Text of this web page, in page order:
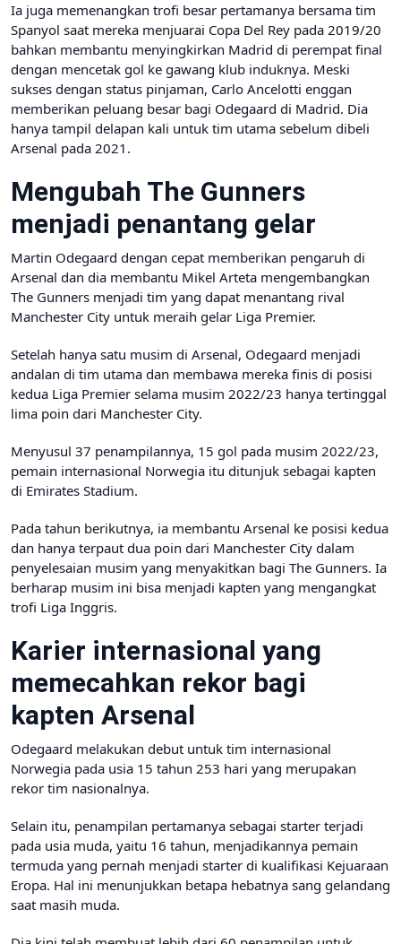
Ia juga memenangkan trofi besar pertamanya bersama tim
Spanyol saat mereka menjuarai Copa Del Rey pada 2019/20
bahkan membantu menyingkirkan Madrid di perempat final
dengan mencetak gol ke gawang klub induknya. Meski
sukses dengan status pinjaman, Carlo Ancelotti enggan
memberikan peluang besar bagi Odegaard di Madrid. Dia
hanya tampil delapan kali untuk tim utama sebelum dibeli
Arsenal pada 2021.
Mengubah The Gunners
menjadi penantang gelar
Martin Odegaard dengan cepat memberikan pengaruh di
Arsenal dan dia membantu Mikel Arteta mengembangkan
The Gunners menjadi tim yang dapat menantang rival
Manchester City untuk meraih gelar Liga Premier.
Setelah hanya satu musim di Arsenal, Odegaard menjadi
andalan di tim utama dan membawa mereka finis di posisi
kedua Liga Premier selama musim 2022/23 hanya tertinggal
lima poin dari Manchester City.
Menyusul 37 penampilannya, 15 gol pada musim 2022/23,
pemain internasional Norwegia itu ditunjuk sebagai kapten
di Emirates Stadium.
Pada tahun berikutnya, ia membantu Arsenal ke posisi kedua
dan hanya terpaut dua poin dari Manchester City dalam
penyelesaian musim yang menyakitkan bagi The Gunners. Ia
berharap musim ini bisa menjadi kapten yang mengangkat
trofi Liga Inggris.
Karier internasional yang
memecahkan rekor bagi
kapten Arsenal
Odegaard melakukan debut untuk tim internasional
Norwegia pada usia 15 tahun 253 hari yang merupakan
rekor tim nasionalnya.
Selain itu, penampilan pertamanya sebagai starter terjadi
pada usia muda, yaitu 16 tahun, menjadikannya pemain
termuda yang pernah menjadi starter di kualifikasi Kejuaraan
Eropa. Hal ini menunjukkan betapa hebatnya sang gelandang
saat masih muda.